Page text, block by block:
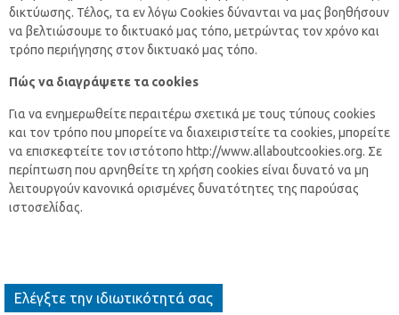
δικτύωσης. Τέλος, τα εν λόγω Cookies δύνανται να μας βοηθήσουν
να βελτιώσουμε το δικτυακό μας τόπο, μετρώντας τον χρόνο και
τρόπο περιήγησης στον δικτυακό μας τόπο.
Πώς να διαγράψετε τα cookies
Για να ενημερωθείτε περαιτέρω σχετικά με τους τύπους cookies
και τον τρόπο που μπορείτε να διαχειριστείτε τα cookies, μπορείτε
να επισκεφτείτε τον ιστότοπο http://www.allaboutcookies.org. Σε
περίπτωση που αρνηθείτε τη χρήση cookies είναι δυνατό να μη
λειτουργούν κανονικά ορισμένες δυνατότητες της παρούσας
ιστοσελίδας.
Ελέγξτε την ιδιωτικότητά σας